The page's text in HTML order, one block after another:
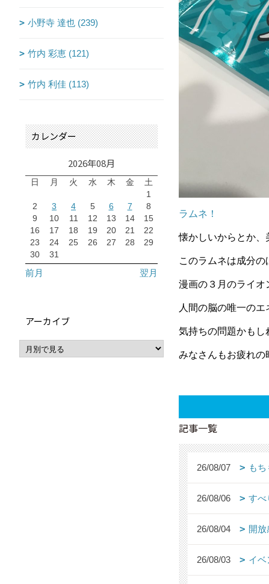
ラムネ！
懐かしいからとか、
このラムネは成分の
漫画の３月のライオ
人間の脳の唯一の
気持ちの問題かもし
みなさんもお疲れの
記事一覧
26/08/07 もち
26/08/06 すべ
26/08/04 開放
26/08/03 イベ
小野寺 達也 (239)
竹内 彩恵 (121)
竹内 利佳 (113)
カレンダー
2026年08月
日 月 火 水 木 金
土
1
2
3 4 5 6 7
8
9
10 11 12 13 14
15
16
17 18 19 20 21
22
23
24 25 26 27 28
29
30
31
前月 翌月
アーカイブ